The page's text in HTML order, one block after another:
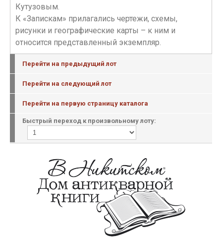
Кутузовым.
К «Запискам» прилагались чертежи, схемы,
рисунки и географические карты – к ним и
относится представленный экземпляр.
Перейти на предыдущий лот
Перейти на следующий лот
Перейти на первую страницу каталога
Быстрый переход к произвольному лоту: